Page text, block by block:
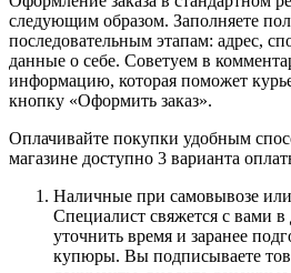
следующим образом. Заполняете
последовательным этапам: адрес,
данные о себе. Советуем в
информацию, которая поможет
кнопку «Оформить заказ».
Оплачивайте покупки удобным
магазине доступно 3 варианта
Наличные при самовывозе или
Специалист свяжется с вами
уточнить время и заранее
купюры. Вы подписываете